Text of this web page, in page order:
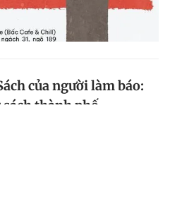
của người làm báo:
thành phố